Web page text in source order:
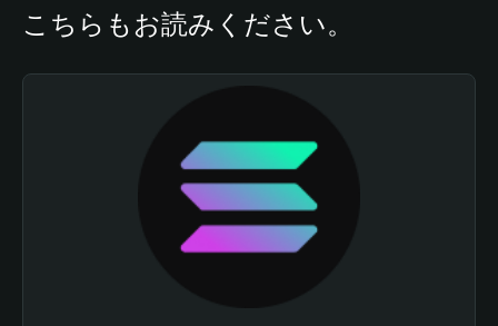
こちらもお読みください。